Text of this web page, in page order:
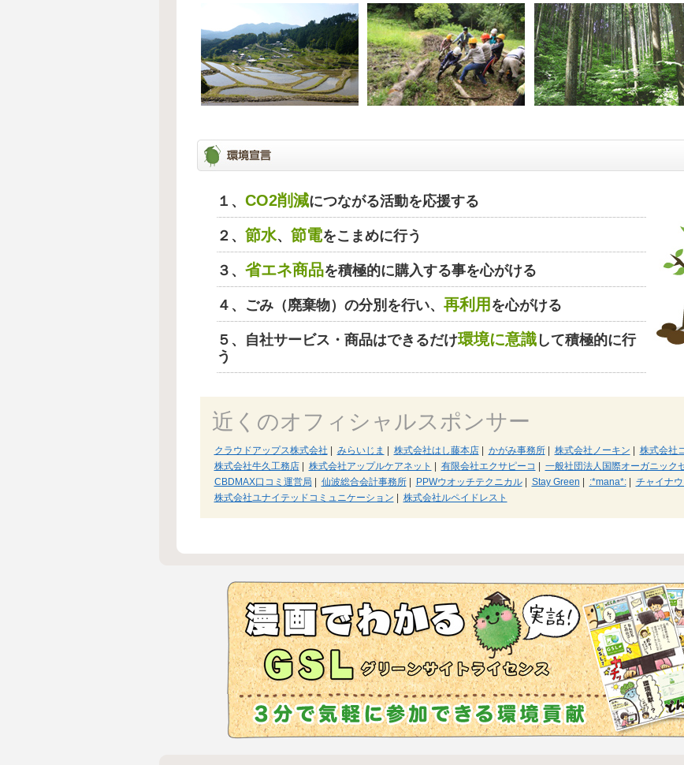
１、 CO2削減につながる活動を応援する
２、 節水、 節電をこまめに行う
３、 省エネ商品を積極的に購入する事を心がける
４、ごみ（廃棄物）の分別を行い、 再利用 を心がける
５、自社サービス・商品はできるだけ環境に意識して積極的に行
う
近くのオフィシャルスポンサー
クラウドアップス株式会社 みらいじま 株式会社はし藤本店| かがみ事務所| 株式会社ノーキン 株式会社
株式会社牛久工務店| 株式会社アップルケアネット 有限会社エクサピーコ 一般社団法人国際オーガニック
CBDMAX口コミ運営局
仙波総合会計事務所| PPWウオッチテクニカル| Stay Green :*mana*:| チャイナウ
株式会社ユナイテッドコミュニケーション
株式会社ルペイドレスト